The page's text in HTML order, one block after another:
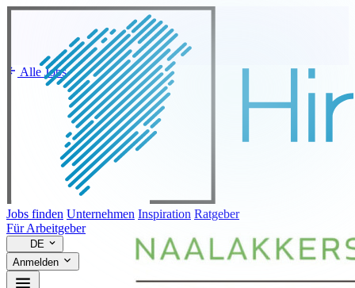
Jobs finden Unternehmen Inspiration Ratgeber
Für Arbeitgeber
DE
Anmelden
Alle Jobs